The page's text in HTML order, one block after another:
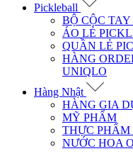
Pickleball
BỘ CỘC
ÁO LẺ
QUẦN LẺ
HÀNG
UNIQLO
Hàng Nhật
HÀNG GIA
MỸ PHẨM
THỰC
NƯỚC HOA